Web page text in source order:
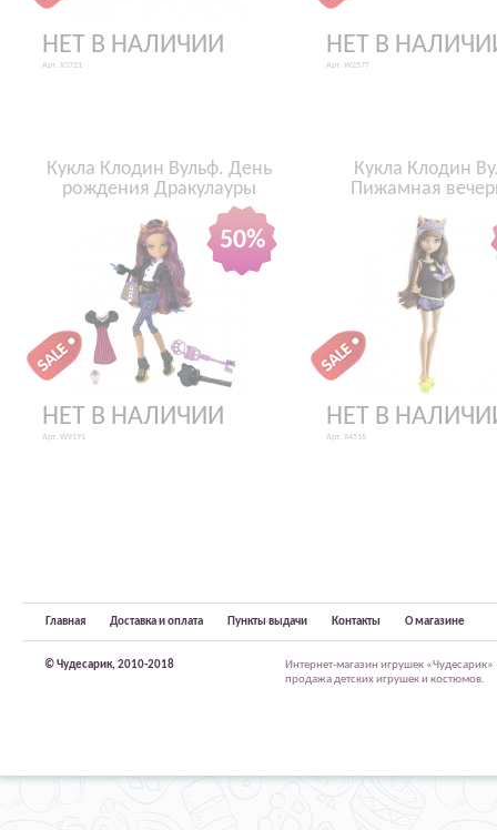
НЕТ В НАЛИЧИИ
Арт. X3721
НЕТ В
Арт. W2577
50%
Кукла Клодин Вульф. День
рождения Дракулауры
НЕТ В НАЛИЧИИ
Арт. W9191
Кукла Клодин
Пижамная
НЕТ В
Арт. X4516
Главная Доставка и оплата Пункты выдачи Контакты О магазине
© Чудесарик, 2010-2018
Интернет-магазин игрушек
продажа детских игрушек и костюмов.